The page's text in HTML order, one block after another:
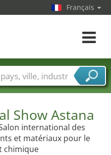
Show Astana
international des
et matériaux pour le
chimique
Français
Toggle
Secteurs de foire